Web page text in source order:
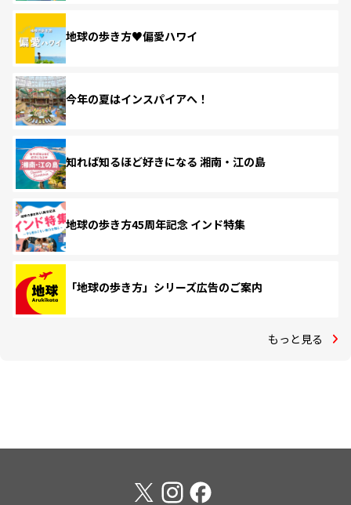
地球の歩き方♥偏愛ハワイ
今年の夏はインスパイアへ！
知れば知るほど好きになる 湘南・江の島
地球の歩き方45周年記念 インド特集
「地球の歩き方」シリーズ広告のご案内
もっと見る